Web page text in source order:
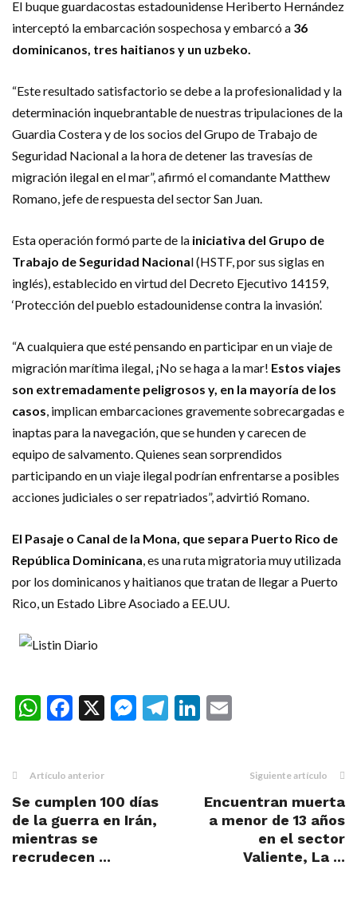
El buque guardacostas estadounidense Heriberto Hernández
interceptó la embarcación sospechosa y embarcó a 36
dominicanos, tres haitianos y un uzbeko.
“Este resultado satisfactorio se debe a la profesionalidad y la
determinación inquebrantable de nuestras tripulaciones de la
Guardia Costera y de los socios del Grupo de Trabajo de
Seguridad Nacional a la hora de detener las travesías de
migración ilegal en el mar”, afirmó el comandante Matthew
Romano, jefe de respuesta del sector San Juan.
Esta operación formó parte de la iniciativa del Grupo de
Trabajo de Seguridad Nacional (HSTF, por sus siglas en
inglés), establecido en virtud del Decreto Ejecutivo 14159,
‘Protección del pueblo estadounidense contra la invasión’.
“A cualquiera que esté pensando en participar en un viaje de
migración marítima ilegal, ¡No se haga a la mar! Estos viajes
son extremadamente peligrosos y, en la mayoría de los
casos, implican embarcaciones gravemente sobrecargadas e
inaptas para la navegación, que se hunden y carecen de
equipo de salvamento. Quienes sean sorprendidos
participando en un viaje ilegal podrían enfrentarse a posibles
acciones judiciales o ser repatriados”, advirtió Romano.
El Pasaje o Canal de la Mona, que separa Puerto Rico de
República Dominicana, es una ruta migratoria muy utilizada
por los dominicanos y haitianos que tratan de llegar a Puerto
Rico, un Estado Libre Asociado a EE.UU.
WhatsApp
Facebook
X Messenger
Telegram
LinkedIn
Artículo anterior
Se cumplen 100 días
de la guerra en Irán,
mientras se
recrudecen ...
Siguiente artículo
Encuentran muerta
a menor de 13 años
en el sector
Valiente, La ...